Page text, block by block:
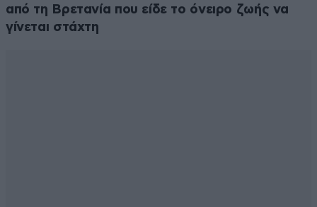
από τη Βρετανία που είδε το όνειρο ζωής να
γίνεται στάχτη